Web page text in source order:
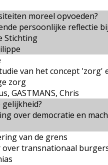
moreel opvoeden?
persoonlijke reflectie
Stichting
van het concept 'zorg'
zorg
GASTMANS, Chris
over democratie en
van de grens
over transnationaal